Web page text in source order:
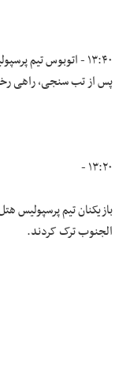
۱۳:۴۰ - اتوبوس تیم
پس از تب سنجی، راهی
۱۳:۲۰ -
بازیکنان تیم پرسپولیس
الجنوب ترک کردند.